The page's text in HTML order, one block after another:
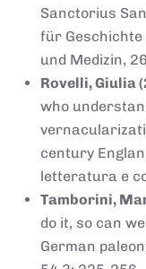
Sanctorius
für Geschichte
und Medizin,
Rovelli, Giulia
who
century
letteratura e
Tamborini,
do it, so can
German